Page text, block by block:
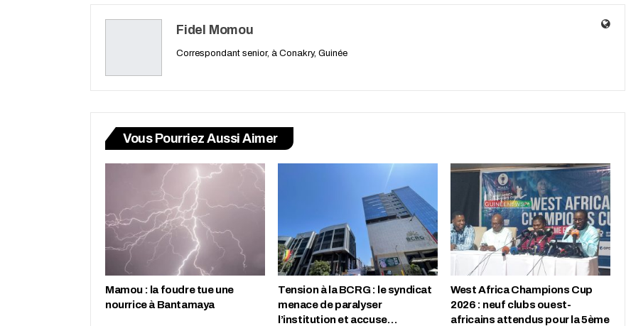
Fidel Momou
Correspondant senior, à Conakry, Guinée
Vous Pourriez Aussi Aimer
Mamou : la foudre tue une
nourrice à Bantamaya
Tension à la BCRG : le syndicat
menace de paralyser
l’institution et accuse…
West Africa Champions Cup
2026 : neuf clubs ouest-
africains attendus pour la 5ème